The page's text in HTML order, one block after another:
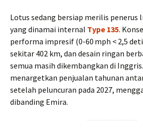
Lotus sedang bersiap merilis penerus
yang dinamai internal Type 135.
performa impresif (0-60 mph < 2,5
sekitar 402 km, dan desain ringan
semua masih dikembangkan di
menargetkan penjualan tahunan
setelah peluncuran pada 2027,
dibanding Emira.